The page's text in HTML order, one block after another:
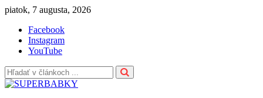
Skip
content
piatok, 7 augusta, 2026
Facebook
Instagram
YouTube